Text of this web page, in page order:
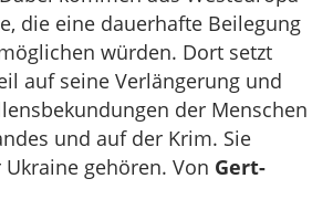
die eine dauerhafte Beilegung
würden. Dort setzt
auf seine Verlängerung und
der Menschen
und auf der Krim. Sie
gehören. Von Gert-